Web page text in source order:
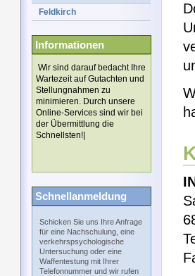
Feldkirch
Informationen
Wir sind darauf bedacht Ihre
Wartezeit auf Gutachten und
Stellungnahmen zu
minimieren. Durch unsere
Online-Services sind wir bei
der Übermittlung die
Schnellsten!|
Schnellanmeldung
Schicken Sie uns Ihre Anfrage
für eine Nachschulung, eine
verkehrspsychologische
Untersuchung oder eine
Waffentestung mit Ihrer
Telefonnummer und wir rufen